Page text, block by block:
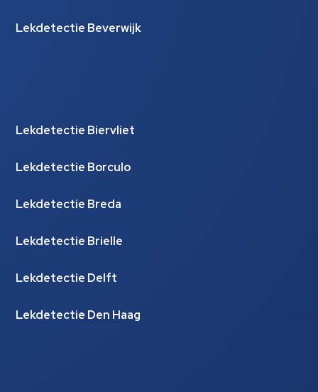
Lekdetectie Beverwijk
Lekdetectie Biervliet
Lekdetectie Borculo
Lekdetectie Breda
Lekdetectie Brielle
Lekdetectie Delft
Lekdetectie Den Haag